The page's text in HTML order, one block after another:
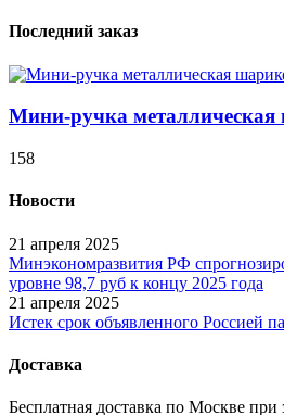
Последний заказ
Мини-ручка металлическая
158
Новости
21 апреля 2025
Минэкономразвития РФ
уровне 98,7 руб к концу 2025 года
21 апреля 2025
Истек срок объявленного Россией
Доставка
Бесплатная доставка по Москве при